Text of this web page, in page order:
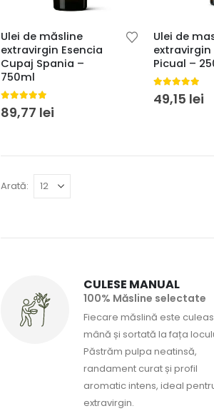
Ulei de măsline
extravirgin Esencia
Cupaj Spania –
750ml
5.00 din 5
89,77 lei
Ulei de
extravirgin
Picual –
5.00 din 5
49,15 lei
Arată:
CULESE MANUAL
100% Măsline selectate
Fiecare măslină este
mână și sortată la fața
Păstrăm pulpa neatinsă,
randament curat și profil
aromatic intens, ideal
extravirgin.